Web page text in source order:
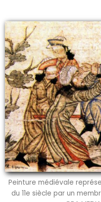
Peinture médiévale
du 11e siècle par un